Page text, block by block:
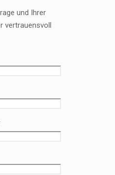
und Ihrer
vertrauensvoll